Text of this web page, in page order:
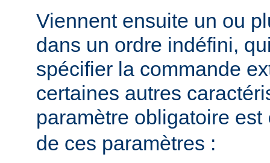
Viennent ensuite un ou
dans un ordre indéfini,
spécifier la commande
certaines autres
paramètre obligatoire est
de ces paramètres :